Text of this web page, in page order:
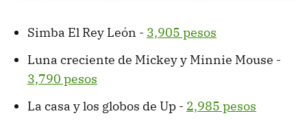
Simba El Rey León - 3,905 pesos
Luna creciente de Mickey y Minnie Mouse -
3,790 pesos
La casa y los globos de Up - 2,985 pesos